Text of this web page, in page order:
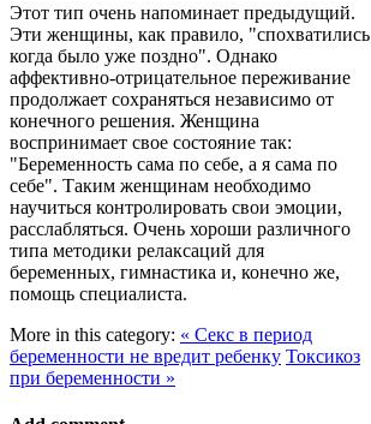
Этот тип очень напоминает предыдущий.
Эти женщины, как правило, "спохватились
когда было уже поздно". Однако
аффективно-отрицательное переживание
продолжает сохраняться независимо от
конечного решения. Женщина
воспринимает свое состояние так:
"Беременность сама по себе, а я сама по
себе". Таким женщинам необходимо
научиться контролировать свои эмоции,
расслабляться. Очень хороши различного
типа методики релаксаций для
беременных, гимнастика и, конечно же,
помощь специалиста.
More in this category: « Секс в период
беременности не вредит ребенку Токсикоз
при беременности »